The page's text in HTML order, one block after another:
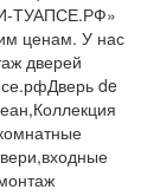
ТУАПСЕ.РФ»
ценам. У нас
дверей
Дверь de